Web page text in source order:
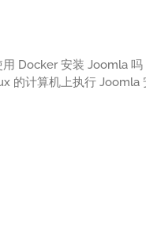
Docker 安装 Joomla
的计算机上执行 Joomla